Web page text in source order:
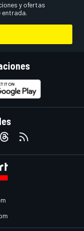
y ofertas
entrada.